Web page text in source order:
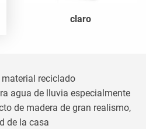
claro
reciclado
agua de lluvia especialmente
de madera de gran realismo,
de la casa